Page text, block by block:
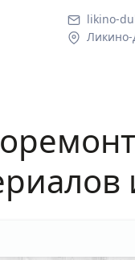
likino-
Ликино-